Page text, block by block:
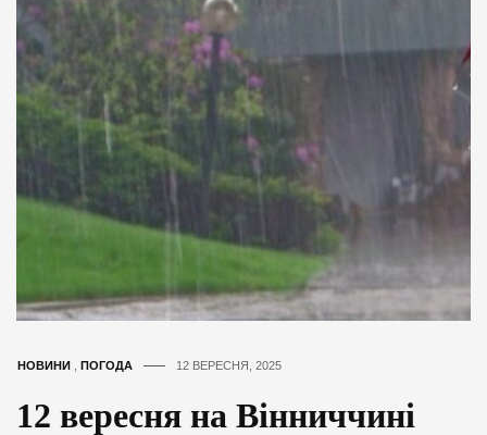
НОВИНИ ПОГОДА 12 ВЕРЕСНЯ, 2025
12 вересня на Вінниччині